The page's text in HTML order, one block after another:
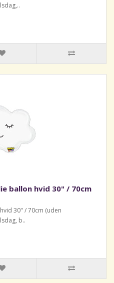
ballon hvid 30" / 70cm
30" / 70cm (uden
b..